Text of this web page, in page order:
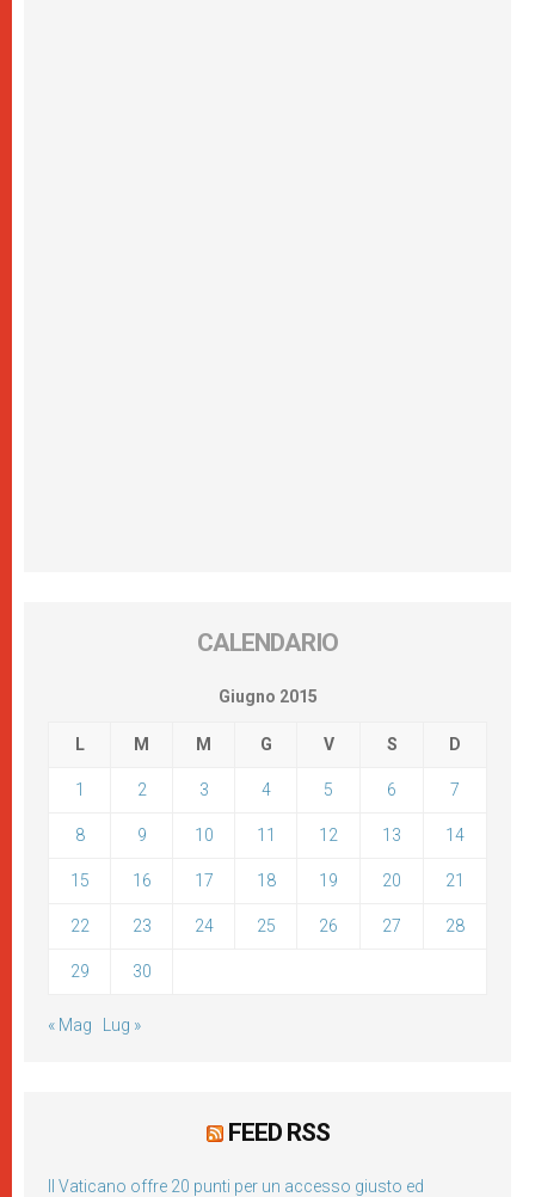
CALENDARIO
Giugno 2015
L M M G V S D
1 2 3 4 5 6 7
8 9 10 11 12 13 14
15 16 17 18 19 20 21
22 23 24 25 26 27 28
29 30
« Mag Lug »
FEED RSS
Il Vaticano offre 20 punti per un accesso giusto ed